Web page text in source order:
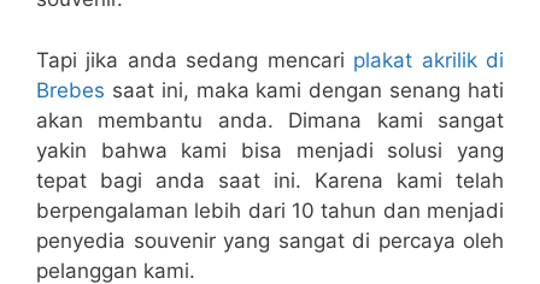
Tapi jika anda sedang mencari plakat akrilik di
Brebes saat ini, maka kami dengan senang hati
akan membantu anda. Dimana kami sangat
yakin bahwa kami bisa menjadi solusi yang
tepat bagi anda saat ini. Karena kami telah
berpengalaman lebih dari 10 tahun dan menjadi
penyedia souvenir yang sangat di percaya oleh
pelanggan kami.